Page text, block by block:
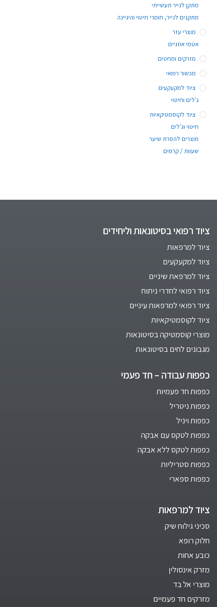
מתקן לנייר תעשייתי
מתקנים לנייר, חומרי חיטוי והיגיינה
מוצרי עזר
אטמי אוזניים
מזרקים ומחטים
מכשור רפואי
ציוד למקעקעים
ג'לים וחיטוי
ציוד לקוסמטיקאיות
חיטוי וג'לים
מוצרים להסרת שיער
שעוות / קרמים
ציוד רפואי בסיטונאות וליחידים
ציוד למרפאות
ציוד למקעקעים
ציוד למרפאת שיניים
ציוד רפואי לחדרי ניתוח
ציוד רפואי למרפאות עיניים
ציוד לקוסמטיקאיות
מוצרי קוסמטיקה בסיטונאות
מגבונים לחים בסיטונאות
כפפות עבודה – חד פעמי
כפפות חד פעמיות
כפפות ניטריל
כפפות ויניל
כפפות לטקס עם אבקה
כפפות לטקס ללא אבקה
כפפות סטריליות
כפפות ספארי
ציוד למרפאות
סכיני גילוח שיק
חלוק רופא
כובע אחות
מזרק אינסולין
מוצרי אל בד
מזרקים חד פעמיים